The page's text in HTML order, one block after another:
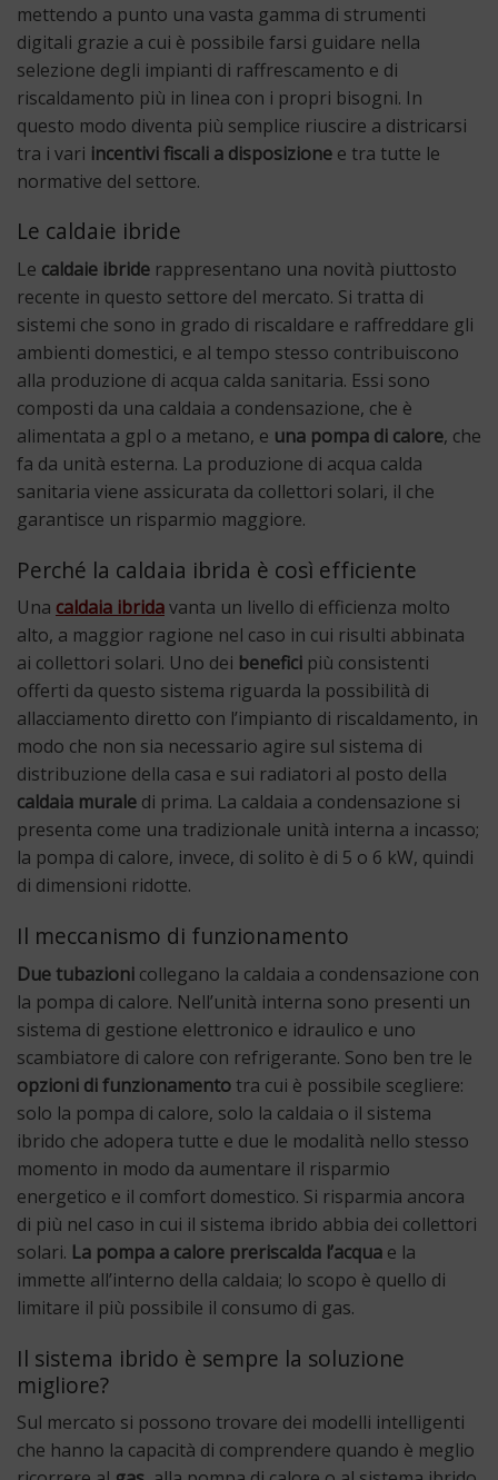
mettendo a punto una vasta gamma di strumenti
digitali grazie a cui è possibile farsi guidare nella
selezione degli impianti di raffrescamento e di
riscaldamento più in linea con i propri bisogni. In
questo modo diventa più semplice riuscire a districarsi
tra i vari incentivi fiscali a disposizione e tra tutte le
normative del settore.
Le caldaie ibride
Le caldaie ibride rappresentano una novità piuttosto
recente in questo settore del mercato. Si tratta di
sistemi che sono in grado di riscaldare e raffreddare gli
ambienti domestici, e al tempo stesso contribuiscono
alla produzione di acqua calda sanitaria. Essi sono
composti da una caldaia a condensazione, che è
alimentata a gpl o a metano, e una pompa di calore, che
fa da unità esterna. La produzione di acqua calda
sanitaria viene assicurata da collettori solari, il che
garantisce un risparmio maggiore.
Perché la caldaia ibrida è così efficiente
Una caldaia ibridavanta un livello di efficienza molto
alto, a maggior ragione nel caso in cui risulti abbinata
ai collettori solari. Uno dei benefici più consistenti
offerti da questo sistema riguarda la possibilità di
allacciamento diretto con l’impianto di riscaldamento, in
modo che non sia necessario agire sul sistema di
distribuzione della casa e sui radiatori al posto della
caldaia murale di prima. La caldaia a condensazione si
presenta come una tradizionale unità interna a incasso;
la pompa di calore, invece, di solito è di 5 o 6 kW, quindi
di dimensioni ridotte.
Il meccanismo di funzionamento
Due tubazioni collegano la caldaia a condensazione con
la pompa di calore. Nell’unità interna sono presenti un
sistema di gestione elettronico e idraulico e uno
scambiatore di calore con refrigerante. Sono ben tre le
opzioni di funzionamento tra cui è possibile scegliere:
solo la pompa di calore, solo la caldaia o il sistema
ibrido che adopera tutte e due le modalità nello stesso
momento in modo da aumentare il risparmio
energetico e il comfort domestico. Si risparmia ancora
di più nel caso in cui il sistema ibrido abbia dei collettori
solari. La pompa a calore preriscalda l’acqua e la
immette all’interno della caldaia; lo scopo è quello di
limitare il più possibile il consumo di gas.
Il sistema ibrido è sempre la soluzione
migliore?
Sul mercato si possono trovare dei modelli intelligenti
che hanno la capacità di comprendere quando è meglio